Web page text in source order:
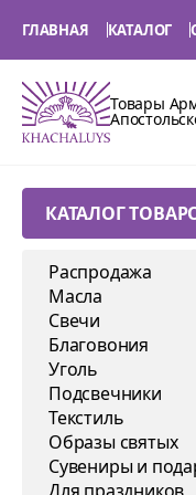
ГЛАВНАЯ КАТАЛОГ
Товары
КАТАЛОГ
Распродажа
Масла
Свечи
Благовония
Уголь
Подсвечники
Текстиль
Образы святых
Сувениры и